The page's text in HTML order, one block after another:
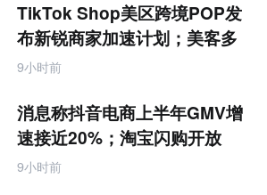
来
零
售
跨
境
商
产
业
互
联
网
TikTok Shop美区跨境POP发
布新锐商家加速计划；美客多
Q2营收同增50%丨跨境电商周
9小时前
消息称抖音电商上半年GMV增
速接近20%；淘宝闪购开放
MCP能力丨零售电商周报
9小时前